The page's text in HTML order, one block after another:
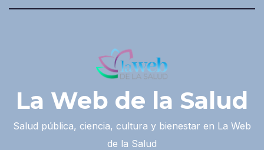
La Web de la Salud
Salud pública, ciencia, cultura y bienestar en La Web
de la Salud